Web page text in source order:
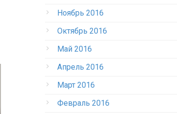
Ноябрь 2016
Октябрь 2016
Май 2016
Апрель 2016
Март 2016
Февраль 2016